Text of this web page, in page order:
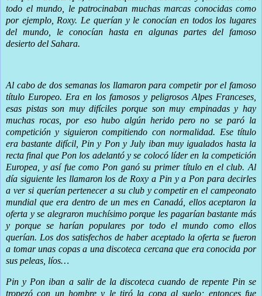
todo el mundo, le patrocinaban muchas marcas conocidas como
por ejemplo, Roxy. Le querían y le conocían en todos los lugares
del mundo, le conocían hasta en algunas partes del famoso
desierto del Sahara.
Al cabo de dos semanas los llamaron para competir por el famoso
título Europeo. Era en los famosos y peligrosos Alpes Franceses,
esas pistas son muy difíciles porque son muy empinadas y hay
muchas rocas, por eso hubo algún herido pero no se paró la
competición y siguieron compitiendo con normalidad. Ese título
era bastante difícil, Pin y Pon y July iban muy igualados hasta la
recta final que Pon los adelantó y se colocó líder en la competición
Europea, y así fue como Pon ganó su primer título en el club. Al
día siguiente les llamaron los de Roxy a Pin y a Pon para decirles
a ver si querían pertenecer a su club y competir en el campeonato
mundial que era dentro de un mes en Canadá, ellos aceptaron la
oferta y se alegraron muchísimo porque les pagarían bastante más
y porque se harían populares por todo el mundo como ellos
querían. Los dos satisfechos de haber aceptado la oferta se fueron
a tomar unas copas a una discoteca cercana que era conocida por
sus peleas, líos…
Pin y Pon iban a salir de la discoteca cuando de repente Pin se
tropezó con un hombre y le tiró la copa al suelo; entonces fue